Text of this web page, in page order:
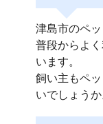
津島市のペ
普段からよ
います。
飼い主もペ
いでしょうか